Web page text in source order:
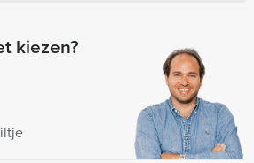
kiezen?